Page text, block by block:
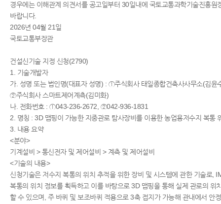
경우에는 이해관계 의견서를 공고일부터 30일내에 국토교통과학기술진흥원
바랍니다.
2026년 04월 21일
국토교통부장관
건설신기술 지정 신청(2790)
1. 기술개발자
가. 성명 또는 법인명(대표자 성명) : ①주식회사 태일종합건축사사무소(김윤
②주식회사 스마트제어계측(김미화)
나. 전화번호 : ①043-236-2672, ②042-936-1831
2. 명칭 : 3D 맵핑이 가능한 지중관로 탐사장비를 이용한 농업용저수지 복통
3. 내용 요약
<분야>
기계설비 > 통신전자 및 제어설비 > 계측 및 제어설비
<기술의 내용>
신청기술은 저수지 복통의 위치 추적을 위한 장비 및 시스템에 관한 기술로,
복통의 위치 정보를 획득하고 이를 바탕으로 3D 맵핑을 통해 실제 관로의 위
할 수 있으며, 주 바퀴 및 보조바퀴 적용으로 3축 접지가 가능해 관내에서 안